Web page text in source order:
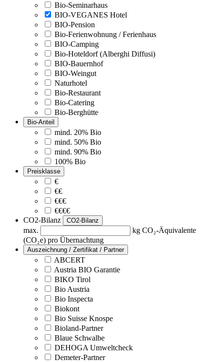
Bio-Seminarhaus
BIO-VEGANES Hotel
BIO-Pension
Bio-Ferienwohnung / Ferienhaus
BIO-Camping
Bio-Hoteldorf (Alberghi Diffusi)
BIO-Bauernhof
BIO-Weingut
Naturhotel
Bio-Restaurant
Bio-Catering
Bio-Berghütte
Bio-Anteil
mind. 20% Bio
mind. 50% Bio
mind. 90% Bio
100% Bio
Preisklasse
€
€€
€€€
€€€€
CO2-Bilanz
CO2-Bilanz
max.
kg CO₂-Äquivalente
(CO₂e) pro Übernachtung
Auszeichnung / Zertifikat / Partner
ABCERT
Austria BIO Garantie
BIKO Tirol
Bio Austria
Bio Inspecta
Biokont
Bio Suisse Knospe
Bioland-Partner
Blaue Schwalbe
DEHOGA Umweltcheck
Demeter-Partner